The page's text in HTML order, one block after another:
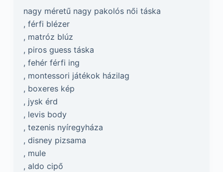
nagy méretű nagy pakolós női táska
, férfi blézer
, matróz blúz
, piros guess táska
, fehér férfi ing
, montessori játékok házilag
, boxeres kép
, jysk érd
, levis body
, tezenis nyíregyháza
, disney pizsama
, mule
, aldo cipő